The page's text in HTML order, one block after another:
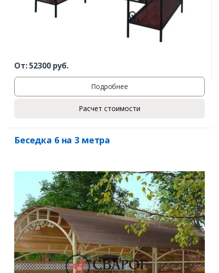
От:52300руб.
Подробнее
Расчет стоимости
Беседка 6 на 3 метра